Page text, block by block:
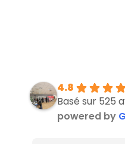
4.8
Basé sur 525
powered by G